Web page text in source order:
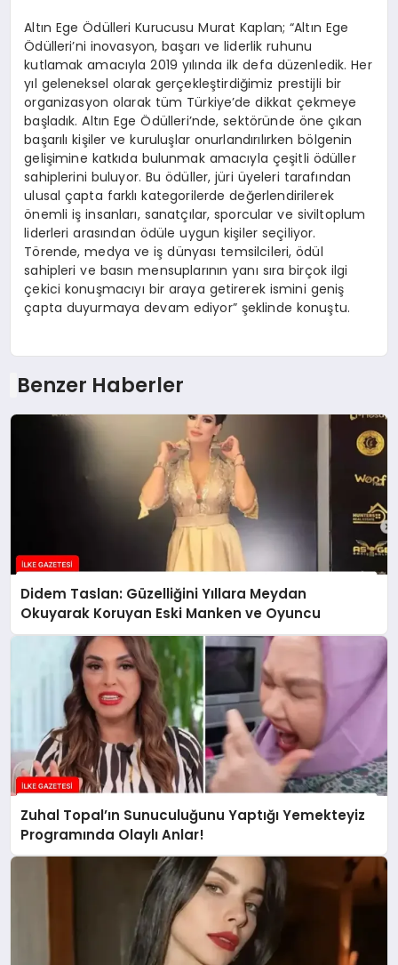
Altın Ege Ödülleri Kurucusu Murat Kaplan; “Altın Ege
Ödülleri’ni inovasyon, başarı ve liderlik ruhunu
kutlamak amacıyla 2019 yılında ilk defa düzenledik. Her
yıl geleneksel olarak gerçekleştirdiğimiz prestijli bir
organizasyon olarak tüm Türkiye’de dikkat çekmeye
başladık. Altın Ege Ödülleri’nde, sektöründe öne çıkan
başarılı kişiler ve kuruluşlar onurlandırılırken bölgenin
gelişimine katkıda bulunmak amacıyla çeşitli ödüller
sahiplerini buluyor. Bu ödüller, jüri üyeleri tarafından
ulusal çapta farklı kategorilerde değerlendirilerek
önemli iş insanları, sanatçılar, sporcular ve siviltoplum
liderleri arasından ödüle uygun kişiler seçiliyor.
Törende, medya ve iş dünyası temsilcileri, ödül
sahipleri ve basın mensuplarının yanı sıra birçok ilgi
çekici konuşmacıyı bir araya getirerek ismini geniş
çapta duyurmaya devam ediyor” şeklinde konuştu.
Benzer Haberler
Didem Taslan: Güzelliğini Yıllara Meydan
Okuyarak Koruyan Eski Manken ve Oyuncu
Zuhal Topal’ın Sunuculuğunu Yaptığı Yemekteyiz
Programında Olaylı Anlar!